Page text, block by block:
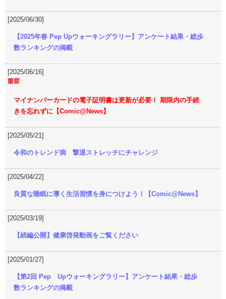
[2025/06/30]
【2025年春 Pep Upウォーキングラリー】アンケート結果・総歩
数ランキングの掲載
[2025/06/16]
マイナンバーカードの電子証明書は更新が必要！ 期限内の手続
きを忘れずに【Comic@News】
[2025/05/21]
令和のトレンド病 撃退ストレッチにチャレンジ
[2025/04/22]
良質な睡眠に導く生活習慣を身につけよう！【Comic@News】
[2025/03/19]
【続編公開】健康啓発動画をご覧ください
[2025/01/27]
【第2回 Pep Upウォーキングラリー】アンケート結果・総歩
数ランキングの掲載